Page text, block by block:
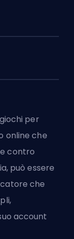
per
online che
contro
può essere
che
account